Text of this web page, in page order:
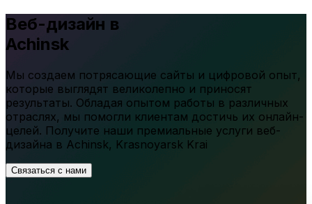
Веб-дизайн в
Achinsk
Мы создаем потрясающие сайты и цифровой опыт,
которые выглядят великолепно и приносят
результаты. Обладая опытом работы в различных
отраслях, мы помогли клиентам достичь их онлайн-
целей. Получите наши премиальные услуги веб-
дизайна в Achinsk, Krasnoyarsk Krai
Связаться с нами